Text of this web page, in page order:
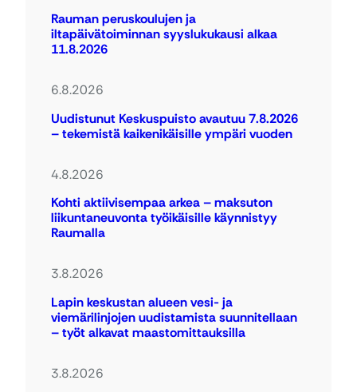
Rauman peruskoulujen ja
iltapäivätoiminnan syyslukukausi alkaa
11.8.2026
6.8.2026
Uudistunut Keskuspuisto avautuu 7.8.2026
– tekemistä kaikenikäisille ympäri vuoden
4.8.2026
Kohti aktiivisempaa arkea – maksuton
liikuntaneuvonta työikäisille käynnistyy
Raumalla
3.8.2026
Lapin keskustan alueen vesi- ja
viemärilinjojen uudistamista suunnitellaan
– työt alkavat maastomittauksilla
3.8.2026